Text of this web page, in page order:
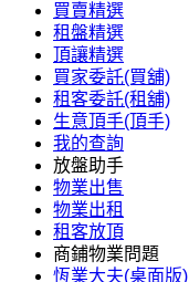
買賣精選
租盤精選
頂讓精選
買家委託(買舖)
租客委託(租舖)
生意頂手(頂手)
我的查詢
放盤助手
物業出售
物業出租
租客放頂
商鋪物業問題
恆業大夫(桌面版)